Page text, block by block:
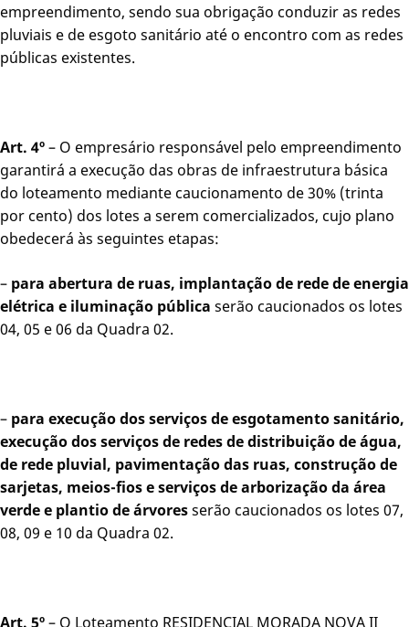
empreendimento, sendo sua obrigação conduzir as redes
pluviais e de esgoto sanitário até o encontro com as redes
públicas existentes.
Art. 4º– O empresário responsável pelo empreendimento
garantirá a execução das obras de infraestrutura básica
do loteamento mediante caucionamento de 30% (trinta
por cento) dos lotes a serem comercializados, cujo plano
obedecerá às seguintes etapas:
– para abertura de ruas, implantação de rede de energia
elétrica e iluminação pública serão caucionados os lotes
04, 05 e 06 da Quadra 02.
– para execução dos serviços de esgotamentosanitário,
execução dos serviços de redes de distribuição de água,
de rede pluvial, pavimentação das ruas, construção de
sarjetas, meios-fios e serviços de arborização da área
verde e plantio de árvoresserão caucionados os lotes 07,
08, 09 e 10 da Quadra 02.
Art. 5º– O Loteamento RESIDENCIAL MORADA NOVA II